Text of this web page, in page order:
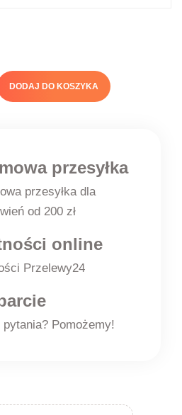
DODAJ DO KOSZYKA
przesyłka
przesyłka dla
od 200 zł
online
Przelewy24
pytania? Pomożemy!